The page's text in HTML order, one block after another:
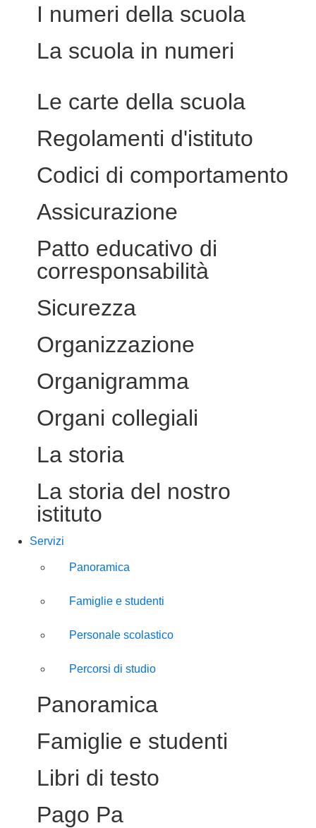
I numeri della scuola
La scuola in numeri
Le carte della scuola
Regolamenti d'istituto
Codici di comportamento
Assicurazione
Patto educativo di
corresponsabilità
Sicurezza
Organizzazione
Organigramma
Organi collegiali
La storia
La storia del nostro
istituto
Servizi
Panoramica
Famiglie e studenti
Personale scolastico
Percorsi di studio
Panoramica
Famiglie e studenti
Libri di testo
Pago Pa